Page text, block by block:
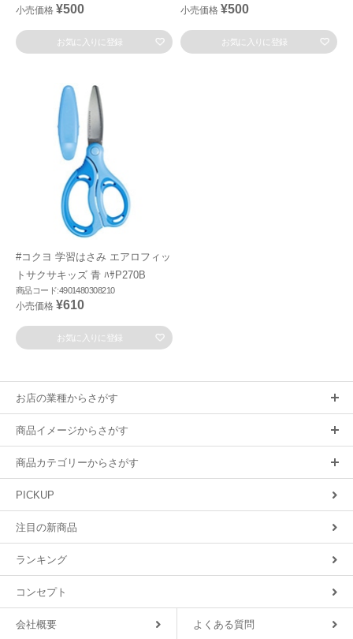
小売価格 ¥500
お気に入りに登録
小売価格 ¥500
お気に入りに登録
#コクヨ 学習はさみ エアロフィッ
トサクサキッズ 青 ﾊｻP270B
商品コード:4901480308210
小売価格 ¥610
お気に入りに登録
お店の業種からさがす
商品イメージからさがす
商品カテゴリーからさがす
PICKUP
注目の新商品
ランキング
コンセプト
会社概要 よくある質問